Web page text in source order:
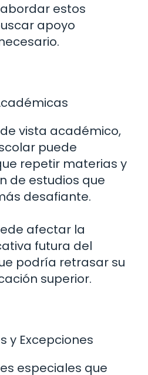
estos
apoyo
vista académico,
puede
repetir materias y
de estudios que
desafiante.
afectar la
futura del
podría retrasar su
superior.
y Excepciones
especiales que